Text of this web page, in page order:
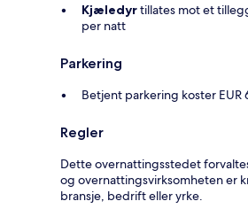
Kjæledyrtillates mot et
per natt
Parkering
Betjent parkering koster EUR
Regler
Dette overnattingsstedet
og overnattingsvirksomheten er
bransje, bedrift eller yrke.